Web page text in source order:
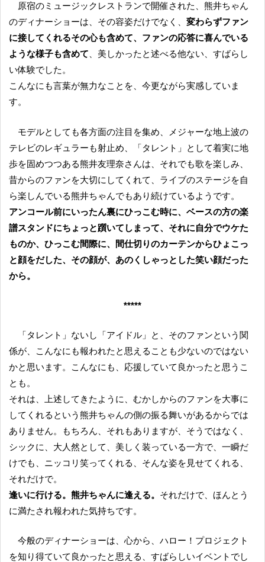
原宿のミュージックレストランで開催された、熊井ちゃん
のディナーショーは、その容姿だけでなく、 変わらずファン
に接してくれるその心も含めて、ファンの応答に喜んでいる
ような様子も含めて、美しかったと述べる他ない、すばらし
い体験でした。
こんなにも言葉が無力なことを、今更ながら実感していま
す。
モデルとしても各方面の注目を集め、メジャーな地上波の
テレビのレギュラーも射止め、「タレント」として着実に地
歩を固めつつある熊井友理奈さんは、それでも歌を楽しみ、
昔からのファンを大切にしてくれて、ライブのステージを自
ら楽しんでいる熊井ちゃんでもあり続けているようです。
アンコール前にいったん裏にひっこむ時に、ベースの方の楽
譜スタンドにちょっと躓いてしまって、それに自分でウケた
ものか、ひっこむ間際に、間仕切りのカーテンからひょこっ
と顔をだした、その顔が、あのくしゃっとした笑い顔だった
から。
*****
「タレント」ないし「アイドル」と、そのファンという関
係が、こんなにも報われたと思えることも少ないのではない
かと思います。こんなにも、応援していて良かったと思うこ
とも。
それは、上述してきたように、むかしからのファンを大事に
してくれるという熊井ちゃんの側の振る舞いがあるからでは
ありません。もちろん、それもありますが、そうではなく、
シックに、大人然として、美しく装っている一方で、一瞬だ
けでも、ニッコリ笑ってくれる、そんな姿を見せてくれる、
それだけで。
逢いに行ける。熊井ちゃんに逢える。 それだけで、ほんとう
に満たされ報われた気持ちです。
今般のディナーショーは、心から、ハロー！プロジェクト
を知り得ていて良かったと思える、すばらしいイベントでし